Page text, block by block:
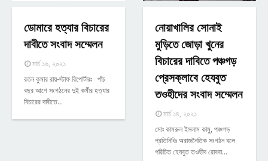
ডোমারে হত্যার বিচারের
দাবীতে সংবাদ সম্মেলন
মার্চ ১৬, ২০২১
রতন কুমার রায়-স্টাফ রিপোর্টারঃ পাঁচ
বছর আগে সংগঠনের দুই কর্মীর হত্যার
বিচারের দাবীতে…
নোয়াখালির সোনাই
মুড়িতে জোড়া খুনের
বিচারের দাবিতে পঞ্চগড়
প্রেসক্লাবে হেযবুত
তওহীদের সংবাদ সম্মেলন
মার্চ ১৪, ২০২১
মোঃ কামরুল ইসলাম কামু, পঞ্চগড়
প্রতিনিধিঃ অরাজনৈতিক সংগঠন বলে
পরিচিত হেযবুত তওহীদ রোববা…